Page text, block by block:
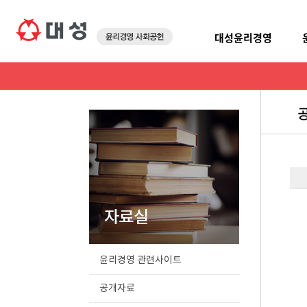
대성윤리경영
윤리경영 관련사이트
공개자료